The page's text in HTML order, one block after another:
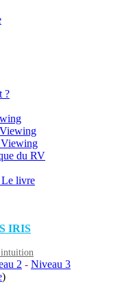
?
Viewing
du RV
Le livre
IRIS
2 - Niveau 3
)